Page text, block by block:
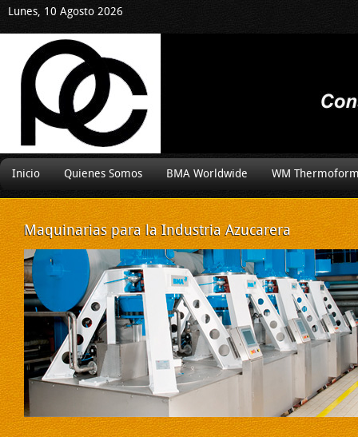
Lunes, 10 Agosto 2026
Inicio Quienes Somos BMA Worldwide WM
Maquinariaspara la Industria Azucarera